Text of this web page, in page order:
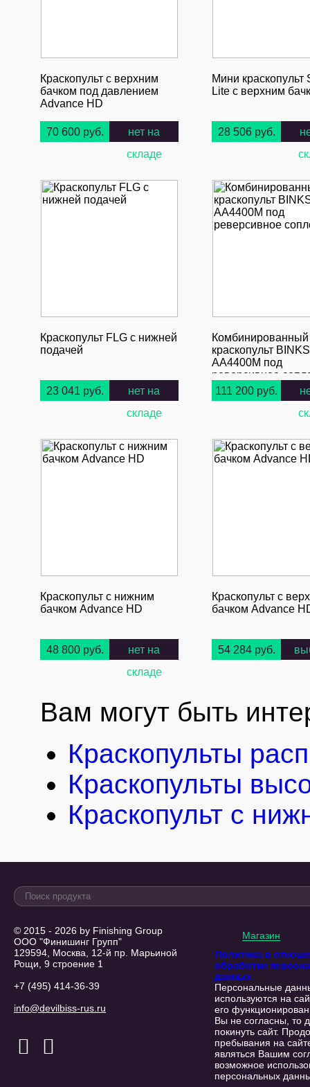
Краскопульт с верхним
бачком под давлением
Advance HD
70 600 руб.
нет на
складе
Мини краскопульт
Lite с верхним
28 506 руб.
Краскопульт FLG с нижней
подачей
23 041 руб.
нет на
складе
Комбинированный
краскопульт BINKS
AA4400M под
реверсивное
111 200 руб.
Краскопульт с нижним
бачком Advance HD
48 800 руб.
нет на
складе
Краскопульт с
бачком Advance
54 284 руб.
Вам могут быть
Краскопульты
Краскопульты
Краскопульт с
© 2015 - 2026 by Finishing Group
ООО "Финишинг Групп"
129594, Москва, 12-й пр. Марьиной
Рощи, 9 строение 1
+7 (495) 414-36-39
info@devilbiss-rus.ru
Магазин
Политика в
обработки
данных
Персональные
используются на
его
Вы не согласны, то
покинуть сайт.
пребывания на
являться Вашим
возможное
персональных